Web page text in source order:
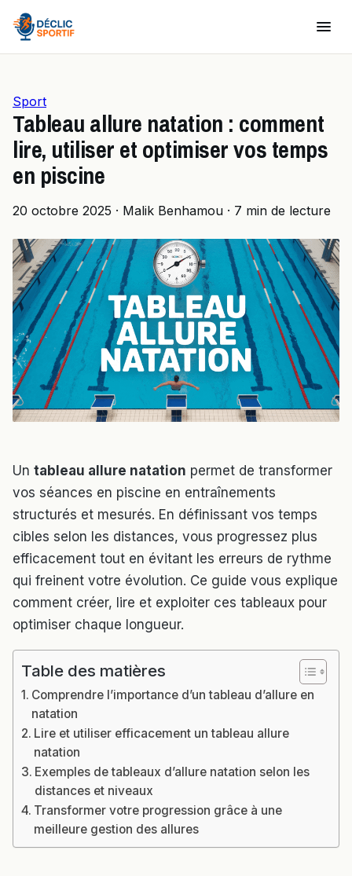
Sport
Tableau allure natation : comment
lire, utiliser et optimiser vos temps
en piscine
20 octobre 2025 · Malik Benhamou · 7 min de lecture
Un tableau allure natation permet de transformer
vos séances en piscine en entraînements
structurés et mesurés. En définissant vos temps
cibles selon les distances, vous progressez plus
efficacement tout en évitant les erreurs de rythme
qui freinent votre évolution. Ce guide vous explique
comment créer, lire et exploiter ces tableaux pour
optimiser chaque longueur.
Table des matières
Comprendre l’importance d’un tableau d’allure en
natation
Lire et utiliser efficacement un tableau allure
natation
Exemples de tableaux d’allure natation selon les
distances et niveaux
Transformer votre progression grâce à une
meilleure gestion des allures